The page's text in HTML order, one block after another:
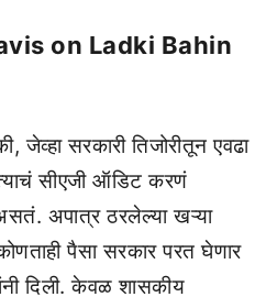
on Ladki Bahin
जेव्हा सरकारी तिजोरीतून एवढा
त्याचं सीएजी ऑडिट करणं
अपात्र ठरलेल्या खऱ्या
पैसा सरकार परत घेणार
दिली. केवळ शासकीय